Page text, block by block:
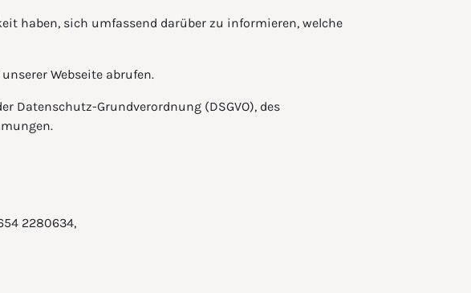
haben, sich umfassend darüber zu informieren, welche
Webseite abrufen.
Datenschutz-Grundverordnung (DSGVO), des
2280634,